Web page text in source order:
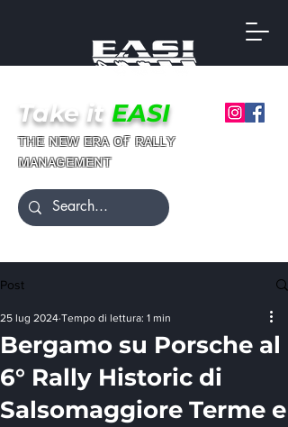
Take it EASI
ᴛʜᴇ ɴᴇᴡ ᴇʀᴀ ᴏғ ʀᴀʟʟʏ
ᴍᴀɴᴀɢᴇᴍᴇɴᴛ
Post
Bergamo su Porsche al
6° Rally Historic di
Salsomaggiore Terme e
25 lug 2024 Tempo di lettura: 1 min